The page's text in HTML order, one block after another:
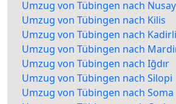
Umzug von Tübingen nach
Umzug von Tübingen nach Kilis
Umzug von Tübingen nach Kadirli
Umzug von Tübingen nach
Umzug von Tübingen nach Iğdır
Umzug von Tübingen nach Silopi
Umzug von Tübingen nach Soma